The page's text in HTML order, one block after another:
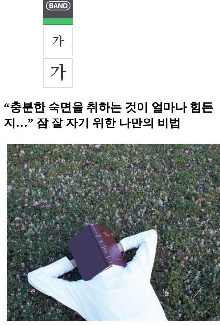
“충분한 숙면을 취하는 것이 얼마나 힘든
지…” 잠 잘 자기 위한 나만의 비법